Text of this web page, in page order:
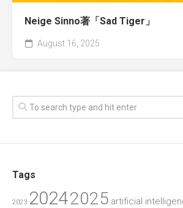
Neige Sinno著「Sad Tiger」
August 16, 2025
Tags
2023 20242025 artificial